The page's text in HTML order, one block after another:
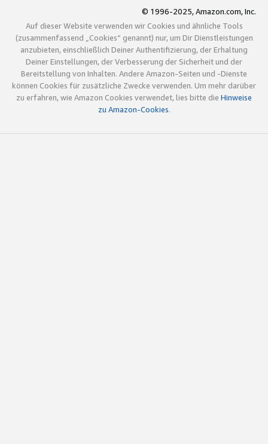
© 1996-2025, Amazon.com, Inc.
Auf dieser Website verwenden wir Cookies und ähnliche Tools
(zusammenfassend „Cookies“ genannt) nur, um Dir Dienstleistungen
anzubieten, einschließlich Deiner Authentifizierung, der Erhaltung
Deiner Einstellungen, der Verbesserung der Sicherheit und der
Bereitstellung von Inhalten. Andere Amazon-Seiten und -Dienste
können Cookies für zusätzliche Zwecke verwenden. Um mehr darüber
zu erfahren, wie Amazon Cookies verwendet, lies bitte die Hinweise
zu Amazon-Cookies.